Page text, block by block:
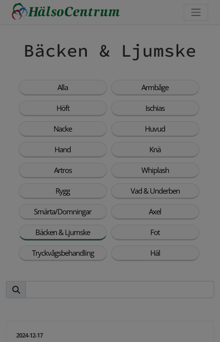
Bäcken & Ljumske
Alla Armbåge
Höft Ischias
Nacke Huvud
Hand Knä
Artros Whiplash
Rygg Vad & Underben
Smärta/Domningar Axel
Bäcken & Ljumske Fot
Tryckvågsbehandling Häl
2024-12-17